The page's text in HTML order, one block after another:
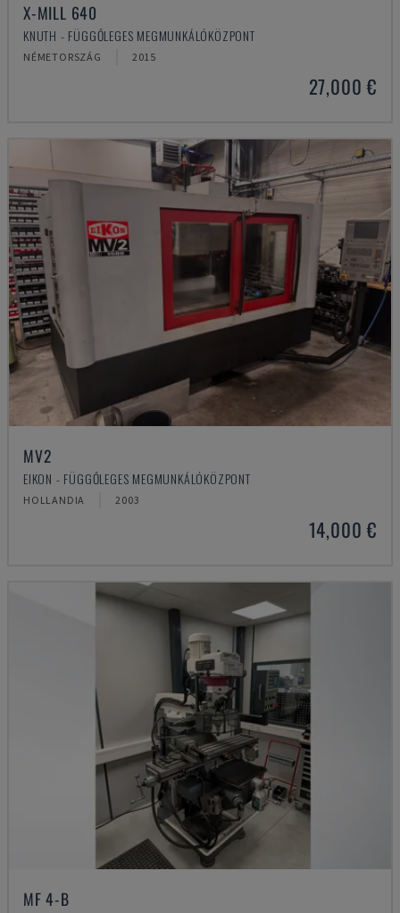
X-MILL 640
KNUTH - FÜGGŐLEGES MEGMUNKÁLÓKÖZPONT
NÉMETORSZÁG 2015
27,000 €
MV2
EIKON - FÜGGŐLEGES MEGMUNKÁLÓKÖZPONT
HOLLANDIA 2003
14,000 €
MF 4-B